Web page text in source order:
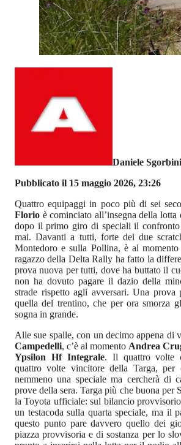
Daniele Sgorbini
Pubblicato il 15 maggio 2026, 23:26
Quattro equipaggi in poco più di sei
Florio è cominciato all’insegna della lotta
dopo il primo giro di speciali il confronto
mai. Davanti a tutti, forte dei due
Montedoro e sulla Pollina, è al momento
ragazzo della Delta Rally ha fatto la
prova nuova per tutti, dove ha buttato il
non ha dovuto pagare il dazio della
strade rispetto agli avversari. Una prova
quella del trentino, che per ora smorza
sogna in grande.
Alle sue spalle, con un decimo appena di
Campedelli, c’è al momento Andrea
Ypsilon Hf Integrale. Il quattro volte
quattro volte vincitore della Targa,
nemmeno una speciale ma cercherà di
prove della sera. Targa più che buona per
la Toyota ufficiale: sul bilancio
un testacoda sulla quarta speciale, ma il
questo punto pare davvero quello dei
piazza provvisoria e di sostanza per lo